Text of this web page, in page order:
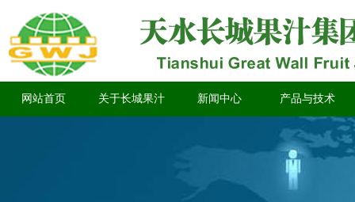
网站首页 关于长城果汁 新闻中心 产品与技术